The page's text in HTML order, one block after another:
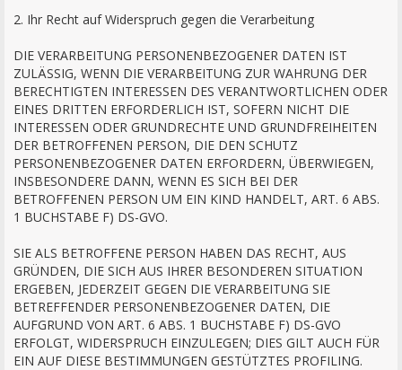
2. Ihr Recht auf Widerspruch gegen die Verarbeitung
DIE VERARBEITUNG PERSONENBEZOGENER DATEN IST
ZULÄSSIG, WENN DIE VERARBEITUNG ZUR WAHRUNG DER
BERECHTIGTEN INTERESSEN DES VERANTWORTLICHEN ODER
EINES DRITTEN ERFORDERLICH IST, SOFERN NICHT DIE
INTERESSEN ODER GRUNDRECHTE UND GRUNDFREIHEITEN
DER BETROFFENEN PERSON, DIE DEN SCHUTZ
PERSONENBEZOGENER DATEN ERFORDERN, ÜBERWIEGEN,
INSBESONDERE DANN, WENN ES SICH BEI DER
BETROFFENEN PERSON UM EIN KIND HANDELT, ART. 6 ABS.
1 BUCHSTABE F) DS-GVO.
SIE ALS BETROFFENE PERSON HABEN DAS RECHT, AUS
GRÜNDEN, DIE SICH AUS IHRER BESONDEREN SITUATION
ERGEBEN, JEDERZEIT GEGEN DIE VERARBEITUNG SIE
BETREFFENDER PERSONENBEZOGENER DATEN, DIE
AUFGRUND VON ART. 6 ABS. 1 BUCHSTABE F) DS-GVO
ERFOLGT, WIDERSPRUCH EINZULEGEN; DIES GILT AUCH FÜR
EIN AUF DIESE BESTIMMUNGEN GESTÜTZTES PROFILING.